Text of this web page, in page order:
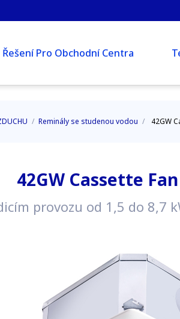
Řešení Pro Obchodní Centra
/ Reminály se studenou vodou / 42GW
42GW Cassette
provozu od 1,5 do 8,7